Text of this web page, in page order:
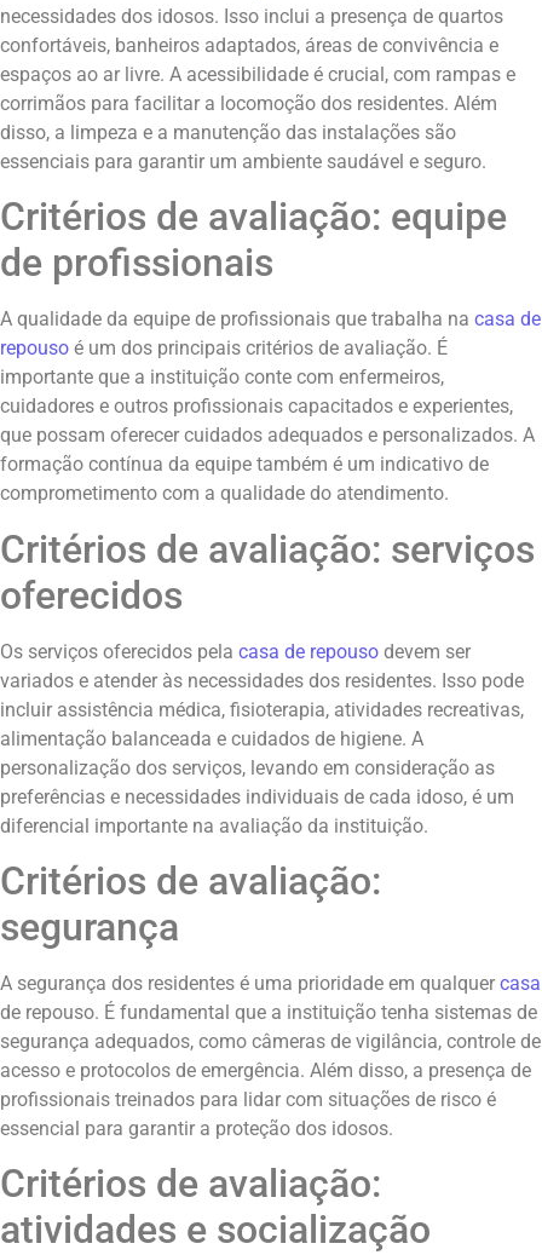
necessidades dos idosos. Isso inclui a presença de quartos
confortáveis, banheiros adaptados, áreas de convivência e
espaços ao ar livre. A acessibilidade é crucial, com rampas e
corrimãos para facilitar a locomoção dos residentes. Além
disso, a limpeza e a manutenção das instalações são
essenciais para garantir um ambiente saudável e seguro.
Critérios de avaliação: equipe
de profissionais
A qualidade da equipe de profissionais que trabalha na casa de
repouso é um dos principais critérios de avaliação. É
importante que a instituição conte com enfermeiros,
cuidadores e outros profissionais capacitados e experientes,
que possam oferecer cuidados adequados e personalizados. A
formação contínua da equipe também é um indicativo de
comprometimento com a qualidade do atendimento.
Critérios de avaliação: serviços
oferecidos
Os serviços oferecidos pela casa de repouso devem ser
variados e atender às necessidades dos residentes. Isso pode
incluir assistência médica, fisioterapia, atividades recreativas,
alimentação balanceada e cuidados de higiene. A
personalização dos serviços, levando em consideração as
preferências e necessidades individuais de cada idoso, é um
diferencial importante na avaliação da instituição.
Critérios de avaliação:
segurança
A segurança dos residentes é uma prioridade em qualquer casa
de repouso. É fundamental que a instituição tenha sistemas de
segurança adequados, como câmeras de vigilância, controle de
acesso e protocolos de emergência. Além disso, a presença de
profissionais treinados para lidar com situações de risco é
essencial para garantir a proteção dos idosos.
Critérios de avaliação:
atividades e socialização